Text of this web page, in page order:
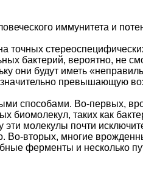
иммунитета и
точных
бактерий, вероятно, не
они будут иметь
превышающую
способами. Во-первых,
биомолекул, таких как
эти молекулы почти
Во-вторых, многие
ферменты и несколько